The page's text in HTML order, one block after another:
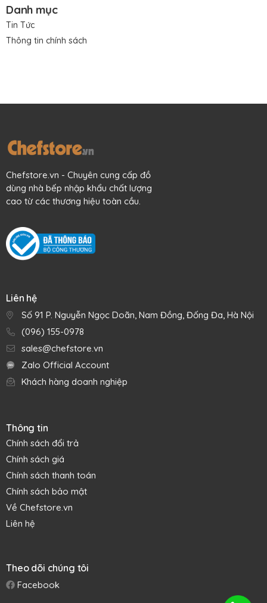
Danh mục
Tin Tức
Thông tin chính sách
Chefstore.vn - Chuyên cung cấp đồ
dùng nhà bếp nhập khẩu chất lượng
cao từ các thương hiệu toàn cầu.
Liên hệ
Số 91 P. Nguyễn Ngọc Doãn, Nam Đồng, Đống Đa, Hà Nội
(096) 155-0978
sales@chefstore.vn
Zalo Official Account
Khách hàng doanh nghiệp
Thông tin
Chính sách đổi trả
Chính sách giá
Chính sách thanh toán
Chính sách bảo mật
Về Chefstore.vn
Liên hệ
Theo dõi chúng tôi
Facebook